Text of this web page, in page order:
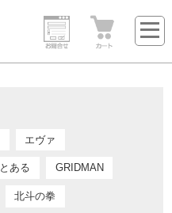
エヴァ
とある GRIDMAN
北斗の拳